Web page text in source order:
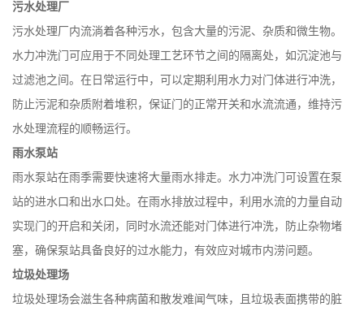
污水处理厂
污水处理厂内流淌着各种污水，包含大量的污泥、杂质和微生物。
水力冲洗门可应用于不同处理工艺环节之间的隔离处，如沉淀池与
过滤池之间。在日常运行中，可以定期利用水力对门体进行冲洗，
防止污泥和杂质附着堆积，保证门的正常开关和水流流通，维持污
水处理流程的顺畅运行。
雨水泵站
雨水泵站在雨季需要快速将大量雨水排走。水力冲洗门可设置在泵
站的进水口和出水口处。在雨水排放过程中，利用水流的力量自动
实现门的开启和关闭，同时水流还能对门体进行冲洗，防止杂物堵
塞，确保泵站具备良好的过水能力，有效应对城市内涝问题。
垃圾处理场
垃圾处理场会滋生各种病菌和散发难闻气味，且垃圾表面携带的脏